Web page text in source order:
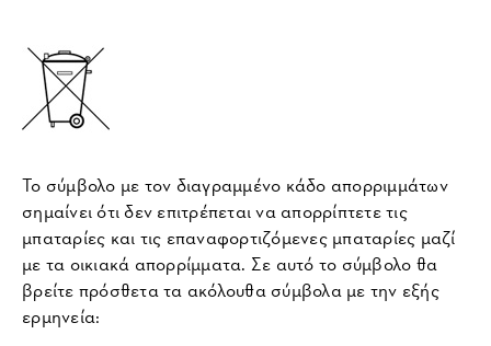
Το σύμβολο με τον διαγραμμένο κάδο απορριμμάτων
σημαίνει ότι δεν επιτρέπεται να απορρίπτετε τις
μπαταρίες και τις επαναφορτιζόμενες μπαταρίες μαζί
με τα οικιακά απορρίμματα. Σε αυτό το σύμβολο θα
βρείτε πρόσθετα τα ακόλουθα σύμβολα με την εξής
ερμηνεία: